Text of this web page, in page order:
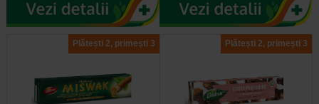
Plătești 2, primești 3 Plătești 2, primești 3